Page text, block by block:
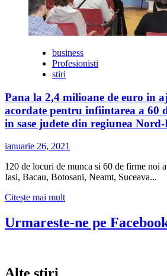
business
Profesionisti
stiri
Pana la 2,4 milioane de euro in
acordate pentru infiintarea a 60
in sase judete din regiunea Nord-
ianuarie 26, 2021
120 de locuri de munca si 60 de firme noi
Iasi, Bacau, Botosani, Neamt, Suceava...
Citește mai multCitește
despre
Urmareste-ne pe